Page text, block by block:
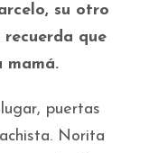
su otro
que
mamá.
puertas
Norita